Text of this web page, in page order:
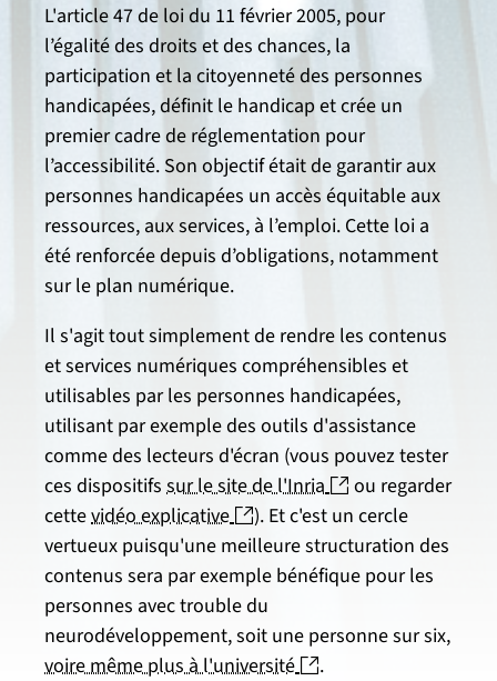
L'article 47 de loi du 11 février 2005, pour
l’égalité des droits et des chances, la
participation et la citoyenneté des personnes
handicapées, définit le handicap et crée un
premier cadre de réglementation pour
l’accessibilité. Son objectif était de garantir aux
personnes handicapées un accès équitable aux
ressources, aux services, à l’emploi. Cette loi a
été renforcée depuis d’obligations, notamment
sur le plan numérique.
Il s'agit tout simplement de rendre les contenus
et services numériques compréhensibles et
utilisables par les personnes handicapées,
utilisant par exemple des outils d'assistance
comme des lecteurs d'écran (vous pouvez tester
ces dispositifs sur le site de l'Inria (nouvelle fenêtre)
ou regarder
cettevidéo explicative (nouvelle fenêtre)
). Et c'est un cercle
vertueux puisqu'une meilleure structuration des
contenus sera par exemple bénéfique pour les
personnes avec trouble du
neurodéveloppement, soit une personne sur six,
voire même plus à l'université
(nouvelle fenêtre)
.